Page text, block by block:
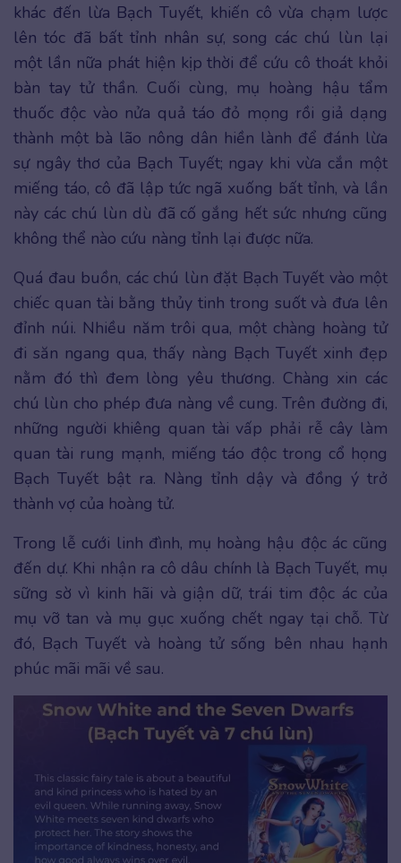
khác đến lừa Bạch Tuyết, khiến cô vừa chạm lược
lên tóc đã bất tỉnh nhân sự, song các chú lùn lại
một lần nữa phát hiện kịp thời để cứu cô thoát khỏi
bàn tay tử thần. Cuối cùng, mụ hoàng hậu tẩm
thuốc độc vào nửa quả táo đỏ mọng rồi giả dạng
thành một bà lão nông dân hiền lành để đánh lừa
sự ngây thơ của Bạch Tuyết; ngay khi vừa cắn một
miếng táo, cô đã lập tức ngã xuống bất tỉnh, và lần
này các chú lùn dù đã cố gắng hết sức nhưng cũng
không thể nào cứu nàng tỉnh lại được nữa.
Quá đau buồn, các chú lùn đặt Bạch Tuyết vào một
chiếc quan tài bằng thủy tinh trong suốt và đưa lên
đỉnh núi. Nhiều năm trôi qua, một chàng hoàng tử
đi săn ngang qua, thấy nàng Bạch Tuyết xinh đẹp
nằm đó thì đem lòng yêu thương. Chàng xin các
chú lùn cho phép đưa nàng về cung. Trên đường đi,
những người khiêng quan tài vấp phải rễ cây làm
quan tài rung mạnh, miếng táo độc trong cổ họng
Bạch Tuyết bật ra. Nàng tỉnh dậy và đồng ý trở
thành vợ của hoàng tử.
Trong lễ cưới linh đình, mụ hoàng hậu độc ác cũng
đến dự. Khi nhận ra cô dâu chính là Bạch Tuyết, mụ
sững sờ vì kinh hãi và giận dữ, trái tim độc ác của
mụ vỡ tan và mụ gục xuống chết ngay tại chỗ. Từ
đó, Bạch Tuyết và hoàng tử sống bên nhau hạnh
phúc mãi mãi về sau.